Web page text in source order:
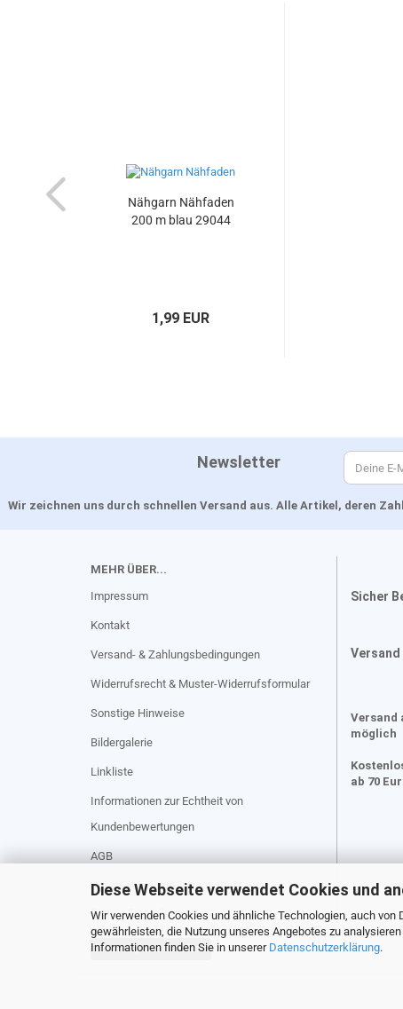
Diese Webseite verwendet Cookies und
Wir verwenden Cookies und ähnliche Technologien, auch
gewährleisten, die Nutzung unseres Angebotes zu
Informationen finden Sie in unserer Datenschutzerklärung.
Nähgarn Nähfaden
200 m blau 29044
1,99 EUR
Newsletter
Wir zeichnen uns durch schnellen Versand aus. Alle Artikel, deren
MEHR ÜBER...
Impressum
Kontakt
Versand- & Zahlungsbedingungen
Widerrufsrecht & Muster-Widerrufsformular
Sonstige Hinweise
Bildergalerie
Linkliste
Informationen zur Echtheit von
Kundenbewertungen
AGB
Privatsphäre und Datenschutz
Cookie Einstellungen
Sicher
Versand
Versand
möglich
ab 70
Vertrag widerrufen